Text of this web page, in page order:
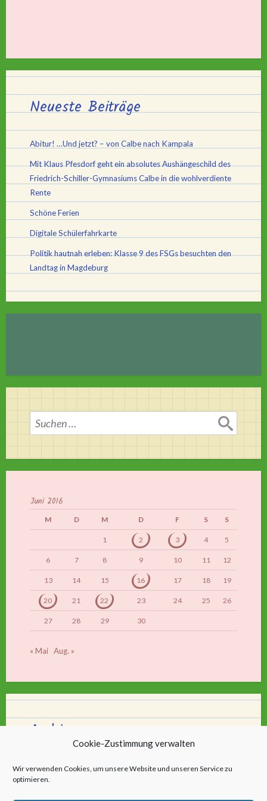
Cookie-Zustimmung verwalten
Wir verwenden Cookies, um unsere Website und unseren Service zu
optimieren.
Neueste Beiträge
Abitur! …Und jetzt? – von Calbe nach Kampala
Mit Klaus Pfesdorf geht ein absolutes Aushängeschild des
Friedrich-Schiller-Gymnasiums Calbe in die wohlverdiente
Rente
Schöne Ferien
Digitale Schülerfahrkarte
Politik hautnah erleben: Klasse 9 des FSGs besuchten den
Landtag in Magdeburg
Suchen
nach:
Juni 2016
M D M D F S S
1 2 3 4 5
6 7 8 9 10 11 12
13 14 15 16 17 18 19
20 21 22 23 24 25 26
27 28 29 30
« Mai Aug. »
Archiv